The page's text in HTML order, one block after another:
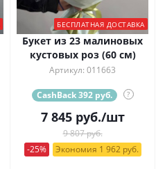
БЕСПЛАТНАЯ ДОСТАВКА
Букет из 23 малиновых
кустовых роз (60 см)
Артикул: 011663
CashBack 392 руб. ?
7 845руб./шт
9 807 руб.
-25%
Экономия 1 962 руб.